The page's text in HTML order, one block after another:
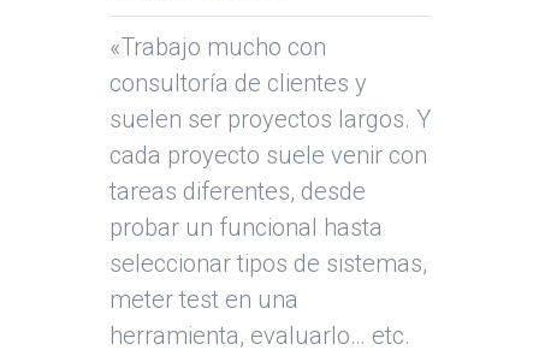
«Trabajo mucho con
consultoría de clientes y
suelen ser proyectos largos. Y
cada proyecto suele venir con
tareas diferentes, desde
probar un funcional hasta
seleccionar tipos de sistemas,
meter test en una
herramienta, evaluarlo… etc.